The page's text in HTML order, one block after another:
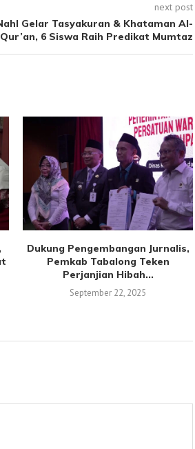
next post
Gelar Tasyakuran & Khataman Al-
Qur’an, 6 Siswa Raih Predikat Mumtaz
Dukung Pengembangan Jurnalis,
Pemkab Tabalong Teken
Perjanjian Hibah...
September 22, 2025